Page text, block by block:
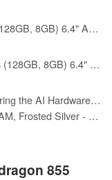
Samsung Galaxy S10+ Plus (128GB, 8GB) 6.4" AMOLED, Snapdragon 855, IP68 Water Resistant, Global 4G LTE (GSM + CDMA) T-Mobile Unlocked (AT&T, Verizon, Sprint, Metro) G975U (Prism Black)
SAMSUNG Galaxy S10+ Plus (128GB, 8GB) 6.4" AMOLED, Snapdragon 855, IP68 Water Resistant, Global 4G LTE (GSM + CDMA) Unlocked (AT&T, Verizon, T-Mobile, Metro) G975U (Prism White)
Qualcomm AI Engine: Pioneering the AI Hardware Revolution
OnePlus 7T, 128GB + 8GB RAM, Frosted Silver - Unlocked (GSM Only) (Renewed)
855